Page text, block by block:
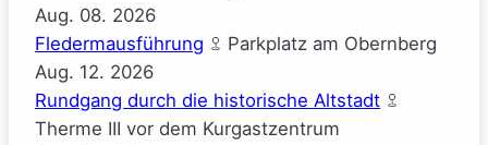
Aug. 08. 2026
Fledermausführung
Parkplatz am Obernberg
Aug. 12. 2026
Rundgang durch die historische Altstadt
Therme III vor dem Kurgastzentrum